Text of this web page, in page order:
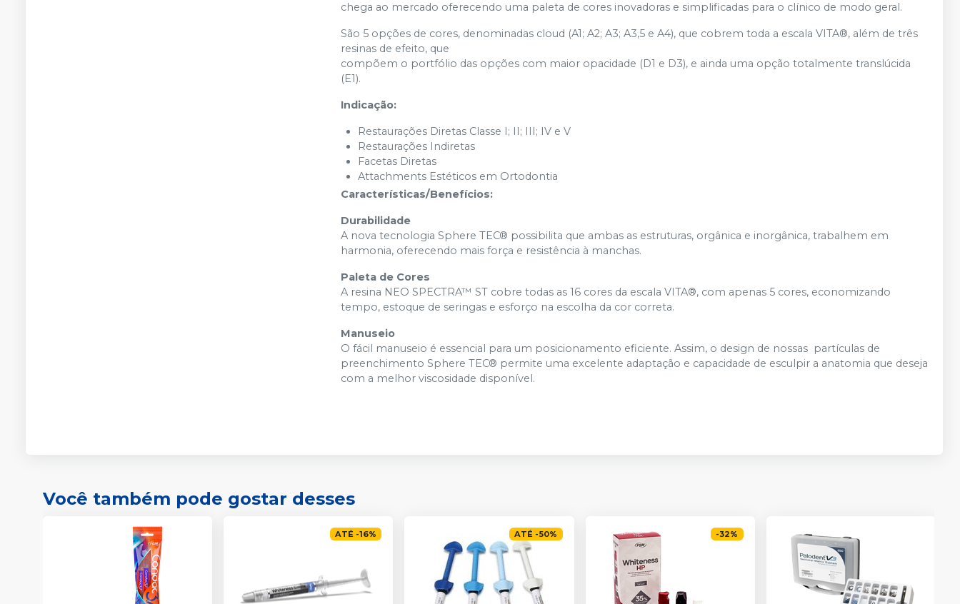
chega ao mercado oferecendo uma paleta de cores inovadoras e simplificadas para o clínico de modo geral.
São 5 opções de cores, denominadas cloud (A1; A2; A3; A3,5 e A4), que cobrem toda a escala VITA®, além de três
resinas de efeito, que
compõem o portfólio das opções com maior opacidade (D1 e D3), e ainda uma opção totalmente translúcida
(E1).
Indicação:
Restaurações Diretas Classe I; II; III; IV e V
Restaurações Indiretas
Facetas Diretas
Attachments Estéticos em Ortodontia
Características/Benefícios:
Durabilidade
A nova tecnologia Sphere TEC® possibilita que ambas as estruturas, orgânica e inorgânica, trabalhem em
harmonia, oferecendo mais força e resistência à manchas.
Paleta de Cores
A resina NEO SPECTRA™ ST cobre todas as 16 cores da escala VITA®, com apenas 5 cores, economizando
tempo, estoque de seringas e esforço na escolha da cor correta.
Manuseio
O fácil manuseio é essencial para um posicionamento eficiente. Assim, o design de nossas partículas de
preenchimento Sphere TEC® permite uma excelente adaptação e capacidade de esculpir a anatomia que deseja
com a melhor viscosidade disponível.
Você também pode gostar desses
ATÉ -16% ATÉ -50% -32%